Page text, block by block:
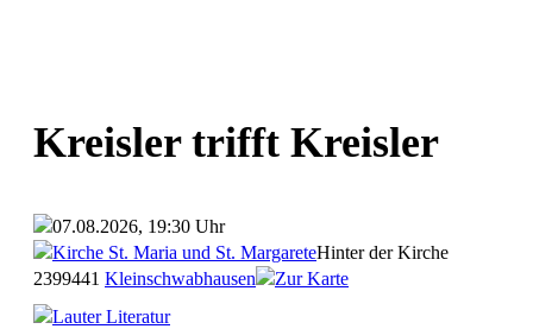
Kreisler trifft Kreisler
07.08.2026, 19:30 Uhr
Kirche St. Maria und St. MargareteHinter der Kirche
2399441 Kleinschwabhausen
Zur Karte
Lauter Literatur